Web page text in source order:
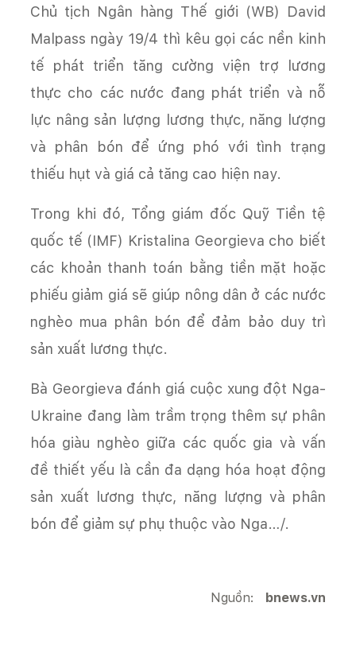
Chủ tịch Ngân hàng Thế giới (WB) David
Malpass ngày 19/4 thì kêu gọi các nền kinh
tế phát triển tăng cường viện trợ lương
thực cho các nước đang phát triển và nỗ
lực nâng sản lượng lương thực, năng lượng
và phân bón để ứng phó với tình trạng
thiếu hụt và giá cả tăng cao hiện nay.
Trong khi đó, Tổng giám đốc Quỹ Tiền tệ
quốc tế (IMF) Kristalina Georgieva cho biết
các khoản thanh toán bằng tiền mặt hoặc
phiếu giảm giá sẽ giúp nông dân ở các nước
nghèo mua phân bón để đảm bảo duy trì
sản xuất lương thực.
Bà Georgieva đánh giá cuộc xung đột Nga-
Ukraine đang làm trầm trọng thêm sự phân
hóa giàu nghèo giữa các quốc gia và vấn
đề thiết yếu là cần đa dạng hóa hoạt động
sản xuất lương thực, năng lượng và phân
bón để giảm sự phụ thuộc vào Nga…/.
Nguồn: bnews.vn